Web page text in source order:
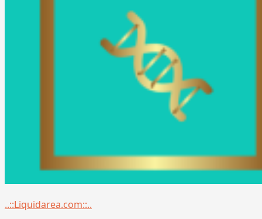
Menu
..::Liquidarea.com::..